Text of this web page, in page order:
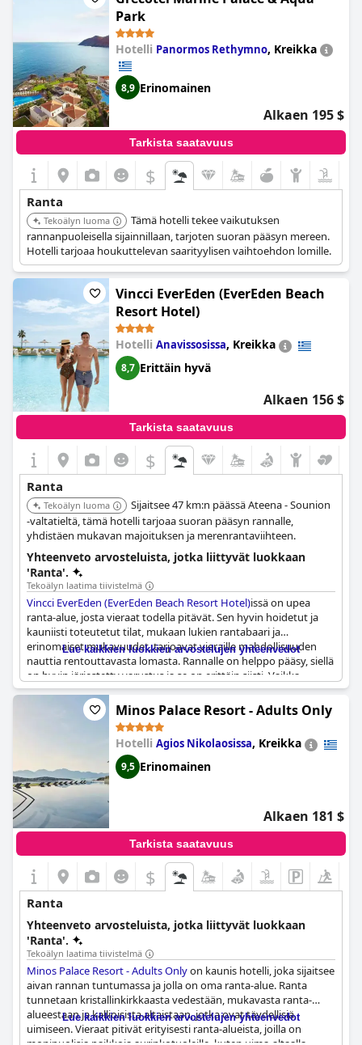
lapsille. Vaikka rannalle on hieman matkaa joistakin huoneista,
se on silti helposti saavutettavissa ja hyvin hoidettu. Ainoa
miinuspuoli on vilkas tie hotellin ja rannan välillä, jota ei näy
valokuvissa. Kaiken kaikkiaan ranta on hotellin kohokohta
erinomaisine palveluineen ja vieraiden suosiollisilla arvosteluilla.
Park
Hotelli Panormos Rethymno, Kreikka
8,9 Erinomainen
Alkaen 195 $
Tarkista saatavuus
$
Ranta
Tekoälyn luoma
Tämä hotelli tekee vaikutuksen
rannanpuoleisella sijainnillaan, tarjoten suoran pääsyn mereen.
Hotelli tarjoaa houkuttelevan saarityylisen vaihtoehdon lomille.
Vincci EverEden (EverEden Beach
Resort Hotel)
Hotelli Anavissosissa, Kreikka
8,7 Erittäin hyvä
Alkaen 156 $
Tarkista saatavuus
$
Ranta
Tekoälyn luoma
Sijaitsee 47 km:n päässä Ateena - Sounion
-valtatieltä, tämä hotelli tarjoaa suoran pääsyn rannalle,
yhdistäen mukavan majoituksen ja merenrantaviihteen.
Yhteenveto arvosteluista, jotka liittyvät luokkaan
'Ranta'.
Tekoälyn laatima tiivistelmä
Vincci EverEden (EverEden Beach Resort Hotel)issä on upea
ranta-alue, josta vieraat todella pitävät. Sen hyvin hoidetut ja
kauniisti toteutetut tilat, mukaan lukien rantabaari ja
erinomaiset mukavuudet, tarjoavat vieraille mahdollisuuden
nauttia rentouttavasta lomasta. Rannalle on helppo pääsy, siellä
on hyvin järjestetty varustus ja se on erittäin siisti. Vaikka
merivesi on uskomattoman suolaista, ranta on edelleen upea
paikka uimiseen ja auringonottoon kristallinkirkkaan veden
(sinilippu) äärellä. Pientä maksua vastaan vierailla on myös
pääsy ensiluokkaisiin lepotuoleihin, joista on lyömättömät
merinäköalat upean auringonlaskun katseluun. Vaikka osa
henkilökunnasta voisi olla avuliasta, Giorgos erottui joukosta
erinomaisella palvelullaan. Vaikka kivikkoinen rannikko voi
tehdä mereen kävelystä ja sieltä poistumisesta haastavaa,
hotelli tekee kovasti töitä tarjotakseen vieraille täydellisen
lomaelämyksen. Kaiken kaikkiaan
Vincci EverEden (EverEden
Beach Resort Hotel)in oma, täydellinen ranta on upea
kohokohta, josta vieraat ovat innoissaan.
Lue kaikkien luokkien arvostelujen yhteenvedot
Minos Palace Resort - Adults Only
Hotelli Agios Nikolaosissa, Kreikka
9,5 Erinomainen
Alkaen 181 $
Tarkista saatavuus
$
Ranta
Yhteenveto arvosteluista, jotka liittyvät luokkaan
'Ranta'.
Tekoälyn laatima tiivistelmä
Minos Palace Resort - Adults Onlyon kaunis hotelli, joka sijaitsee
aivan rannan tuntumassa ja jolla on oma ranta-alue. Ranta
tunnetaan kristallinkirkkaasta vedestään, mukavasta ranta-
alueestaan ja kallioisista altaistaan, jotka ovat täydellisiä
uimiseen. Vieraat pitivät erityisesti ranta-alueista, joilla on
Lue kaikkien luokkien arvostelujen yhteenvedot